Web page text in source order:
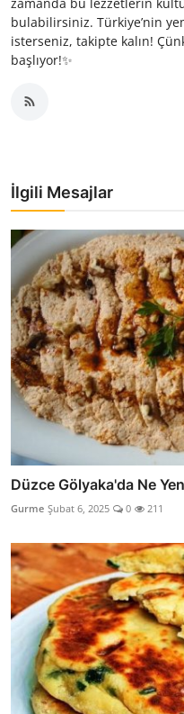
bulabilirsiniz. Türkiye’nin
isterseniz, takipte kalın!
başlıyor!✨
İlgili Mesajlar
Düzce Gölyaka'da Ne
Gurme Şubat 6, 2025 0 211